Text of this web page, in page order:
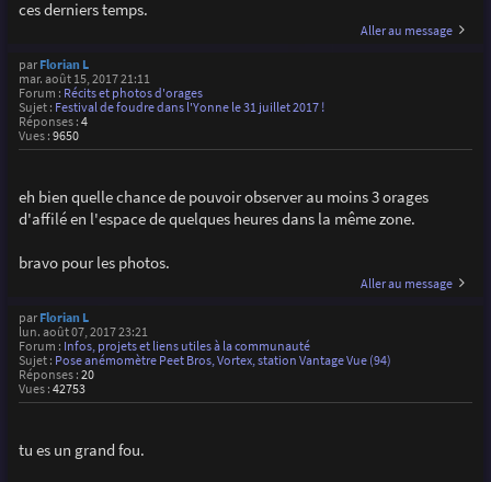
ces derniers temps.
Aller au message
par Florian L
mar. août 15, 2017 21:11
Forum : Récits et photos d'orages
Sujet : Festival de foudre dans l'Yonne le 31 juillet 2017 !
Réponses : 4
Vues : 9650
eh bien quelle chance de pouvoir observer au moins 3 orages
d'affilé en l'espace de quelques heures dans la même zone.
bravo pour les photos.
Aller au message
par Florian L
lun. août 07, 2017 23:21
Forum : Infos, projets et liens utiles à la communauté
Sujet : Pose anémomètre Peet Bros, Vortex, station Vantage Vue (94)
Réponses : 20
Vues : 42753
tu es un grand fou.